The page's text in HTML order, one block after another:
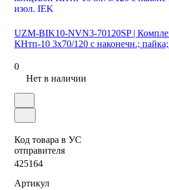
UZM-BIK10-NVN3-70120SP |
КНтп-10 3х70/120 с наконечн.;
0
Нет в наличии
Код товара в УС
отправителя
425164
Артикул